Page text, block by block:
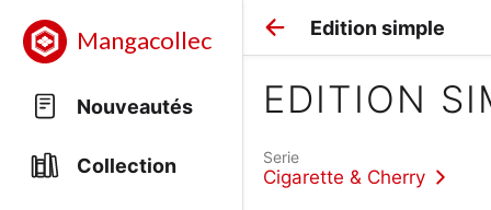
Mangacollec
Nouveautés
Collection
Edition simple
EDITION
Serie
Cigarette & Cherry